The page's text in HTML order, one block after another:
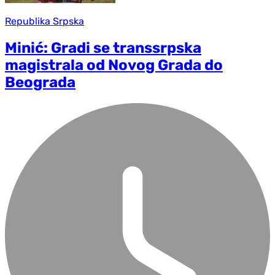
Republika Srpska
Minić: Gradi se transsrpska
magistrala od Novog Grada do
Beograda